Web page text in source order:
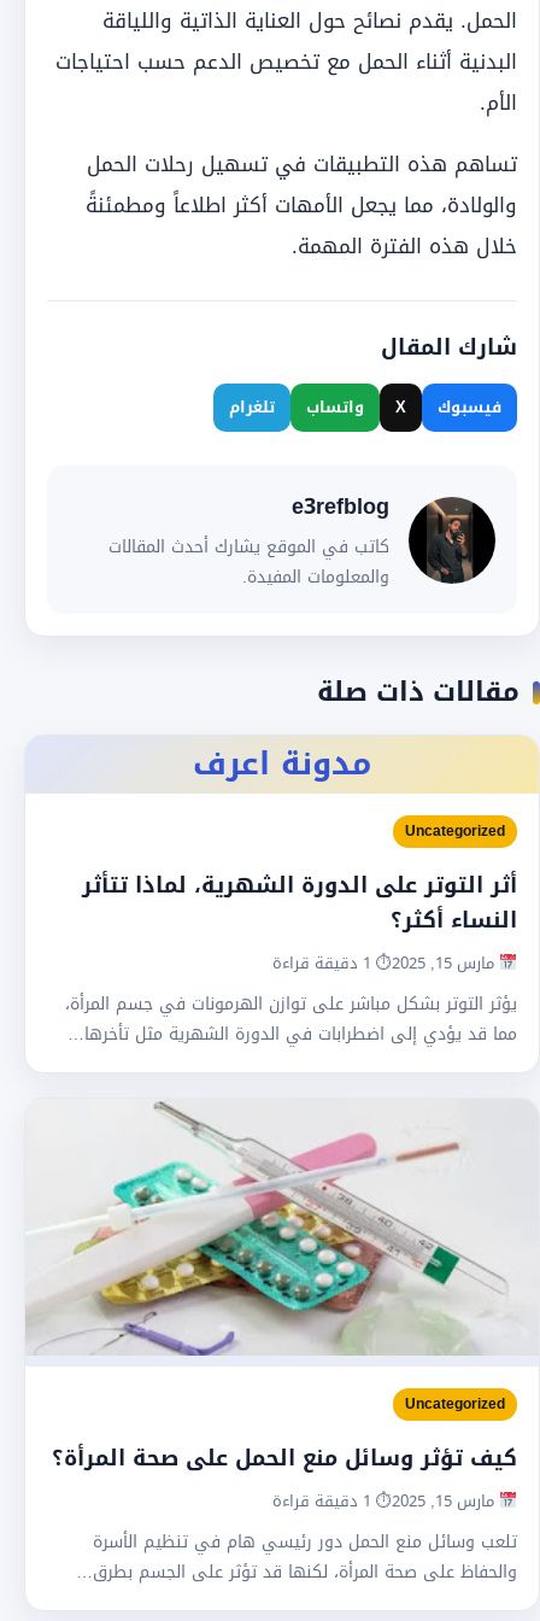
الحمل. يقدم نصائح حول العناية الذاتية واللياقة
البدنية أثناء الحمل مع تخصيص الدعم حسب احتياجات
الأم.
تساهم هذه التطبيقات في تسهيل رحلات الحمل
والولادة، مما يجعل الأمهات أكثر اطلاعاً ومطمئنةً
خلال هذه الفترة المهمة.
شارك المقال
فيسبوك X واتساب تلغرام
e3refblog
كاتب في الموقع يشارك أحدث المقالات
والمعلومات المفيدة.
مقالات ذات صلة
مدونة اعرف
Uncategorized
أثر التوتر على الدورة الشهرية، لماذا تتأثر
النساء أكثر؟
مارس 15, 2025 ⏱ 1 دقيقة قراءة
يؤثر التوتر بشكل مباشر على توازن الهرمونات في جسم المرأة،
مما قد يؤدي إلى اضطرابات في الدورة الشهرية مثل تأخرها…
Uncategorized
كيف تؤثر وسائل منع الحمل على صحة المرأة؟
مارس 15, 2025 ⏱ 1 دقيقة قراءة
تلعب وسائل منع الحمل دور رئيسي هام في تنظيم الأسرة
والحفاظ على صحة المرأة، لكنها قد تؤثر على الجسم بطرق…